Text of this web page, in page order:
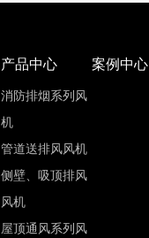
产品中心
消防排烟系列风
机
管道送排风风机
侧壁、吸顶排风
风机
屋顶通风系列风
案例中心